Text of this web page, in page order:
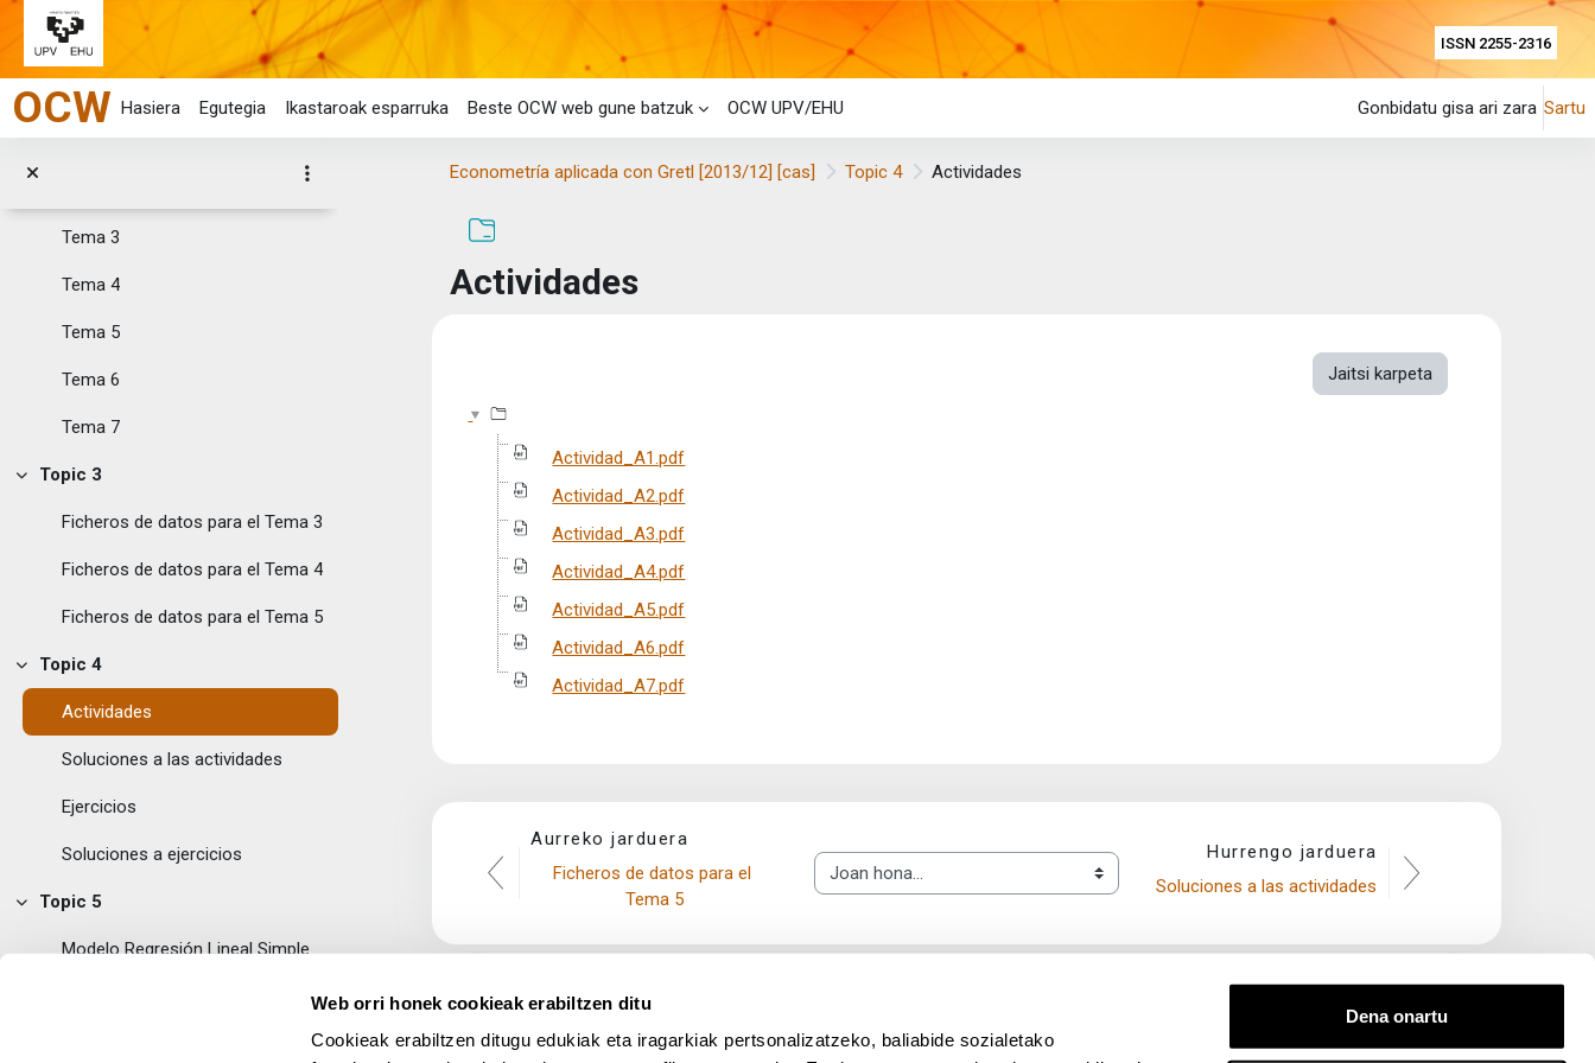
Web orri honek cookieak erabiltzen ditu
Cookieak erabiltzen ditugu edukiak eta iragarkiak pertsonalizatzeko, baliabide sozialetako
Dena onartu
ISSN 2255-2316
Joan eduki nagusira zuzenean
OCW Hasiera Egutegia Ikastaroak esparruka Beste OCW web gune batzuk OCW UPV/EHU Gonbidatu gisa ari zara Sartu
Tolestu
Guía docente
Tolestu
Topic 2
Tema1
Tema 3
Tema 4
Tema 5
Tema 6
Tema 7
Tolestu
Topic 3
Ficheros de datos para el Tema 3
Ficheros de datos para el Tema 4
Ficheros de datos para el Tema 5
Tolestu
Topic 4
Actividades
Soluciones a las actividades
Ejercicios
Soluciones a ejercicios
Tolestu
Topic 5
Modelo Regresión Lineal Simple
Econometría aplicada con Gretl [2013/12] [cas] Topic 4 Actividades
Actividades
Jaitsi karpeta
Actividad_A1.pdf
Actividad_A2.pdf
Actividad_A3.pdf
Actividad_A4.pdf
Actividad_A5.pdf
Actividad_A6.pdf
Actividad_A7.pdf
Aurreko jarduera
Ficheros de datos para el
Tema 5
Joan hona...
Hurrengo jarduera
Soluciones a las actividades